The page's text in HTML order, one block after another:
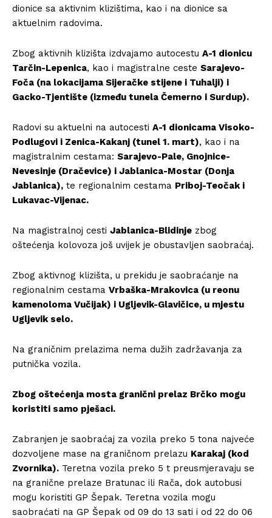
dionice sa aktivnim klizištima, kao i na dionice sa
aktuelnim radovima.
Zbog aktivnih klizišta izdvajamo autocestu A-1 dionicu
Tarčin-Lepenica, kao i magistralne ceste Sarajevo-
Foča (na lokacijama Sijeračke stijene i Tuhalji) i
Gacko-Tjentište (između tunela Čemerno i Surdup).
Radovi su aktuelni na autocesti A-1 dionicama Visoko-
Podlugovi i Zenica-Kakanj (tunel 1. mart), kao i na
magistralnim cestama: Sarajevo-Pale, Gnojnice-
Nevesinje (Dračevice) i Jablanica-Mostar (Donja
Jablanica), te regionalnim cestama Priboj-Teočak i
Lukavac-Vijenac.
Na magistralnoj cesti Jablanica-Blidinje zbog
oštećenja kolovoza još uvijek je obustavljen saobraćaj.
Zbog aktivnog klizišta, u prekidu je saobraćanje na
regionalnim cestama Vrbaška-Mrakovica (u reonu
kamenoloma Vučijak) i Ugljevik-Glavičice, u mjestu
Ugljevik selo.
Na graničnim prelazima nema dužih zadržavanja za
putnička vozila.
Zbog oštećenja mosta granični prelaz Brčko mogu
koristiti samo pješaci.
Zabranjen je saobraćaj za vozila preko 5 tona najveće
dozvoljene mase na graničnom prelazu Karakaj (kod
Zvornika). Teretna vozila preko 5 t preusmjeravaju se
na granične prelaze Bratunac ili Rača, dok autobusi
mogu koristiti GP Šepak. Teretna vozila mogu
saobraćati na GP Šepak od 09 do 13 sati i od 22 do 06